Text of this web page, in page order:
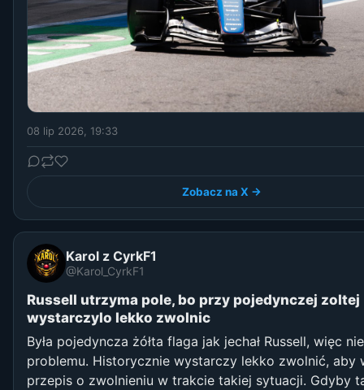
08 lip 2026, 19:33
Zobacz na X →
Karol z CyrkF1
@Karol_CyrkF1
Russell utrzyma pole, bo przy pojedynczej zoltej
wystarczylo lekko zwolnic
Była pojedyncza żółta flaga jak jechał Russell, więc
problemu. Historycznie wystarczy lekko zwolnić, aby
przepis o zwolnieniu w trakcie takiej sytuacji. Gdyby